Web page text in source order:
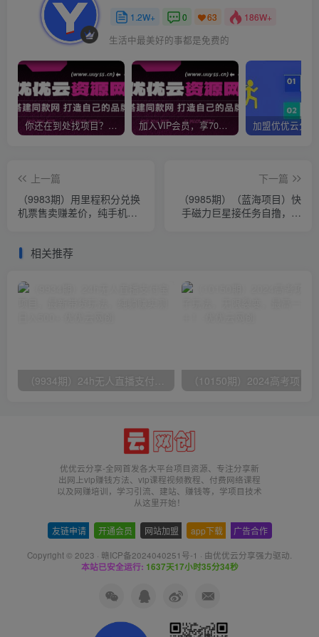
1.2W+ 0 63 186W+
生活中最美好的事都是免费的
你还在到处找项目？还在当韭菜？我靠网创资源站一个月收入5万+，曾经我也是个失败者。 加入VIP会员，享70%的推广提成，免费学习多种网上创业课程，菜鸟秒变大神！
上一篇
（9983期）用里程积分兑换
机票售卖赚差价，纯手机操
下一篇
（9985期）（蓝海项目）快
手磁力巨星接任务自撸，野
相关推荐
（9934期）24h无人直播支付宝项目，最新带货玩法，纯躺赚实测日入500+
优优云分享-全网首发各大平台项目资源、专注分享新
出网上vip赚钱方法、vip课程视频教程、付费网络课程
以及网赚培训，学习引流、建站、赚钱等，学项目技术
从这里开始！
友链申请 开通会员 网站加盟 app下载 广告合作
Copyright © 2023 · 赣ICP备2024040251号-1 · 由优优云分享强力驱动.
本站已安全运行: 1637天17小时35分34秒